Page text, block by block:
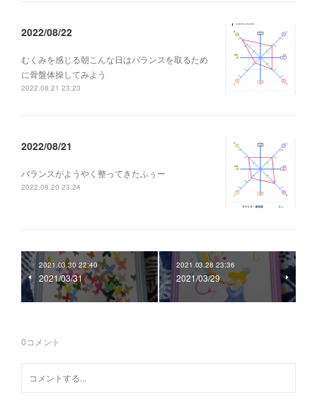
2022/08/22
むくみを感じる朝こんな日はバランスを取るため
に骨盤体操してみよう
2022.08.21 23:23
2022/08/21
バランスがようやく整ってきたふぅー
2022.08.20 23:24
2021.03.30 22:40
2021/03/31
2021.03.28 23:36
2021/03/29
0コメント